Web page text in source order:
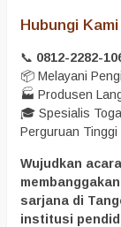
Hubungi
📞 0812-2282-
📦 Melayani
🏭 Produsen
🎓 Spesialis
Perguruan Tinggi
Wujudkan
sarjana di
institusi